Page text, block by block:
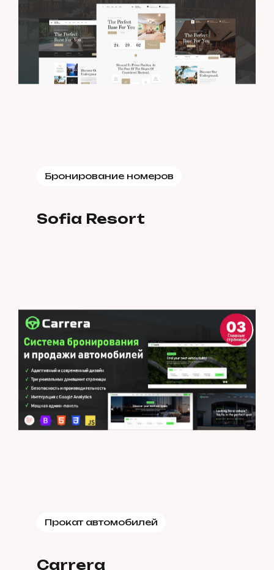
Бронирование номеров
Sofia Resort
Прокат автомобилей
Carrera